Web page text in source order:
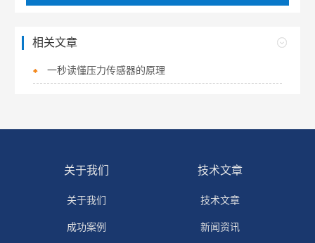
相关文章
一秒读懂压力传感器的原理
关于我们
关于我们
成功案例
技术文章
技术文章
新闻资讯